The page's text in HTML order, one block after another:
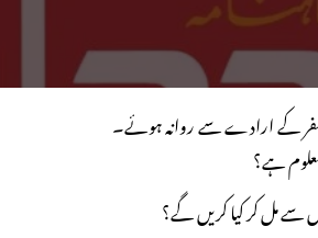
سفر کے ارادے سے روانہ ہوئے۔
ہے؟
مل کر کیا کریں گے؟